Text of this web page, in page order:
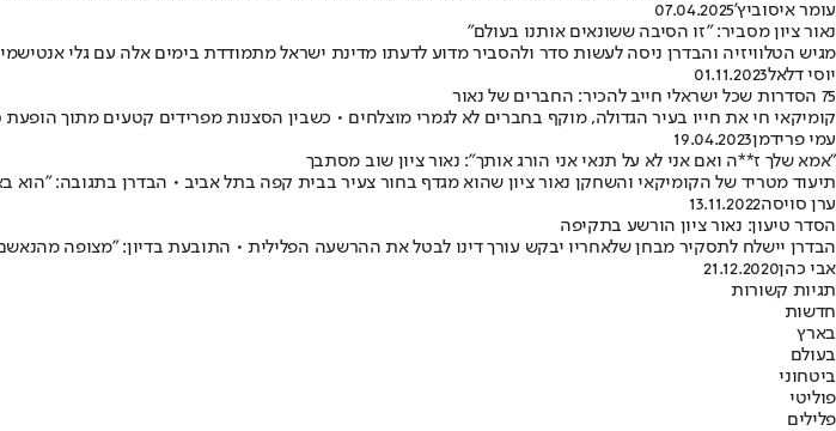
עומר איסוביץ'07.04.2025
נאור ציון מסביר: "זו הסיבה ששונאים אותנו בעולם"
מגיש הטלוויזיה והבדרן ניסה לעשות סדר ולהסביר מדוע לדעתו מדינת ישראל מתמודדת בימים אלה עם גלי
יוסי דלאל01.11.2023
75 הסדרות שכל ישראלי חייב להכיר: החברים של נאור
קומיקאי חי את חייו בעיר הגדולה, מוקף בחברים לא לגמרי מוצלחים • כשבין הסצנות מפרידים קטעים מתוך
עמי פרידמן19.04.2023
"אמא שלך ז**ה ואם אני לא על תנאי אני הורג אותך": נאור ציון שוב מסתבך
תיעוד מטריד של הקומיקאי והשחקן נאור ציון שהוא מגדף בחור צעיר בבית קפה בתל אביב • הבדרן בתגובה:
ערן סויסה13.11.2022
הסדר טיעון: נאור ציון הורשע בתקיפה
הבדרן יישלח לתסקיר מבחן שלאחריו יבקש עורך דינו לבטל את ההרשעה הפלילית • התובעת בדיון: "מצופה
אבי כהן21.12.2020
תגיות קשורות
חדשות
בארץ
בעולם
ביטחוני
פוליטי
פלילים